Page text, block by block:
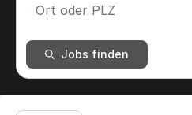
Jobs finden